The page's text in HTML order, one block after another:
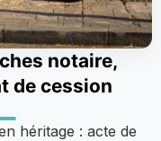
notaire,
de cession
héritage : acte de